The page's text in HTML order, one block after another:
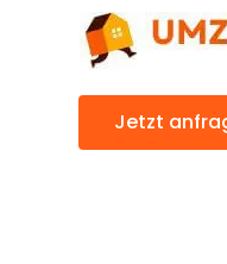
Jetzt